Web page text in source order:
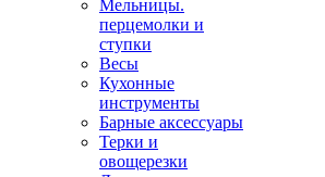
Мельницы.
перцемолки и
ступки
Весы
Кухонные
инструменты
Барные аксессуары
Терки и
овощерезки